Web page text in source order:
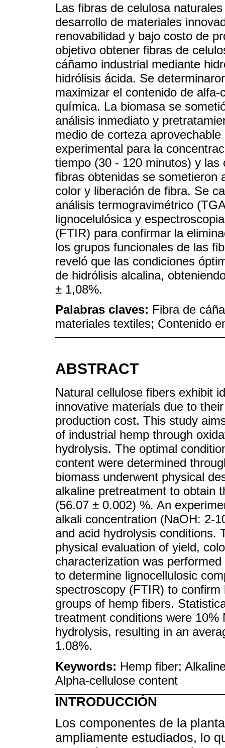
Las fibras de celulosa
desarrollo de materiales
renovabilidad y bajo costo de
objetivo obtener fibras de
cáñamo industrial mediante
hidrólisis ácida. Se
maximizar el contenido de
química. La biomasa se
análisis inmediato y
medio de corteza
experimental para la
tiempo (30 - 120 minutos) y
fibras obtenidas se sometieron
color y liberación de fibra. Se
análisis termogravimétrico
lignocelulósica y
(FTIR) para confirmar la
los grupos funcionales de las
reveló que las condiciones
de hidrólisis alcalina,
± 1,08%.
Palabras claves: Fibra de
materiales textiles; Contenido
ABSTRACT
Natural cellulose fibers exhibit
innovative materials due to
production cost. This study
of industrial hemp through
hydrolysis. The optimal
content were determined
biomass underwent physical
alkaline pretreatment to obtain
(56.07 ± 0.002) %. An
alkali concentration (NaOH: 2-
and acid hydrolysis conditions.
physical evaluation of yield,
characterization was
to determine lignocellulosic
spectroscopy (FTIR) to
groups of hemp fibers.
treatment conditions were
hydrolysis, resulting in an
1.08%.
Keywords: Hemp fiber;
Alpha-cellulose content
INTRODUCCIÓN
Los componentes de la
ampliamente estudiados, lo